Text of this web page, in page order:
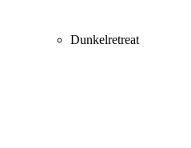
Dunkelretreat